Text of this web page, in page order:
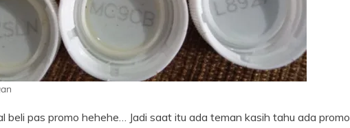
beli pas promo hehehe… Jadi saat itu ada teman kasih tahu ada promo